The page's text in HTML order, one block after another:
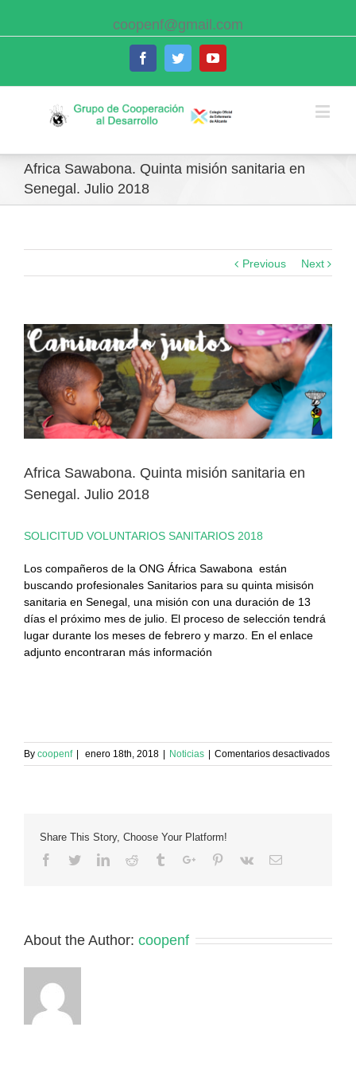
coopenf@gmail.com
FacebookTwitterYoutube
Africa Sawabona. Quinta misión sanitaria en
Senegal. Julio 2018
Previous Next
View
Larger
Image
Africa Sawabona. Quinta misión sanitaria en
Senegal. Julio 2018
SOLICITUD VOLUNTARIOS SANITARIOS 2018
Los compañeros de la ONG África Sawabona están
buscando profesionales Sanitarios para su quinta misisón
sanitaria en Senegal, una misión con una duración de 13
días el próximo mes de julio. El proceso de selección tendrá
lugar durante los meses de febrero y marzo. En el enlace
adjunto encontraran más información
By coopenf | enero 18th, 2018 | Noticias | Comentarios desactivadosen
Africa
Share This Story, Choose Your Platform!
Facebook
TwitterLinkedinReddit TumblrGoogle+Pinterest
Vk Email
About the Author: coopenf